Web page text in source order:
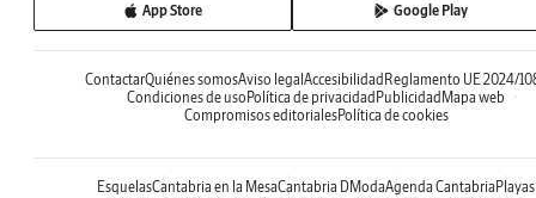
App Store Google Play
ContactarQuiénes somosAviso legalAccesibilidadReglamento UE 2024/
Condiciones de usoPolítica de privacidadPublicidadMapa web
Compromisos editorialesPolítica de cookies
EsquelasCantabria en la MesaCantabria DModaAgenda CantabriaPlayas